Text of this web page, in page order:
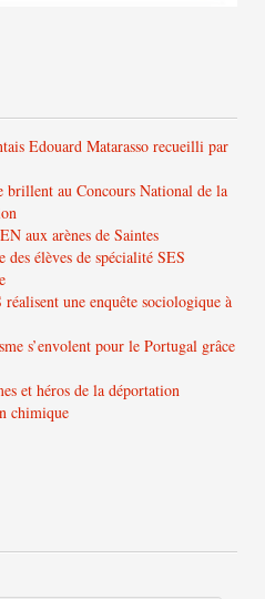
Edouard Matarasso recueilli par
brillent au Concours National de la
aux arènes de Saintes
élèves de spécialité SES
une enquête sociologique à
s’envolent pour le Portugal grâce
et héros de la déportation
chimique